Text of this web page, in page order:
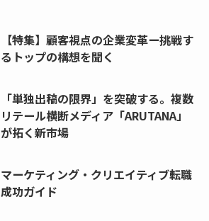
【特集】顧客視点の企業変革ー挑戦す
るトップの構想を聞く
「単独出稿の限界」を突破する。複数
リテール横断メディア「ARUTANA」
が拓く新市場
マーケティング・クリエイティブ転職
成功ガイド